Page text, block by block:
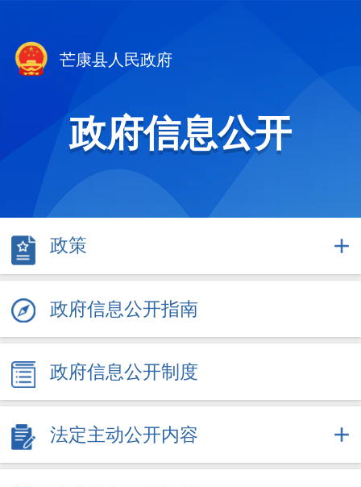
芒康县人民政府
政府信息公开
政策
政府信息公开指南
政府信息公开制度
法定主动公开内容